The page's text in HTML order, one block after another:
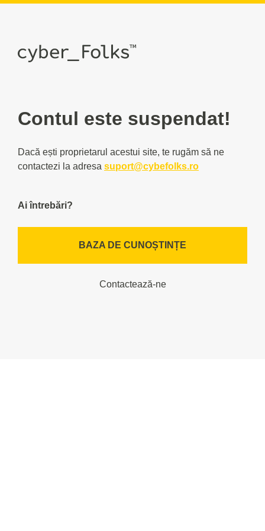
Contul este suspendat!
Dacă ești proprietarul acestui site, te rugăm să ne
contactezi la adresa suport@cybefolks.ro
Ai întrebări?
BAZA DE CUNOȘTINȚE
Contactează-ne